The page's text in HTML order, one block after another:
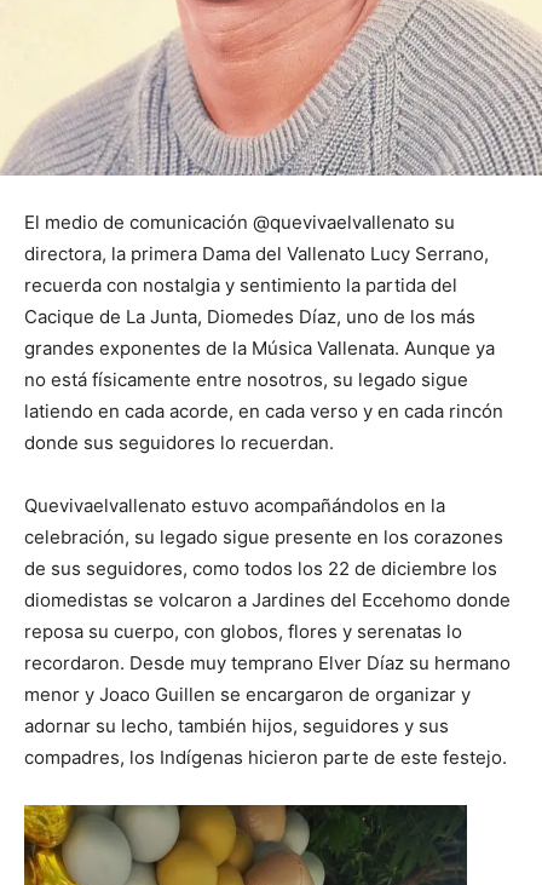
El medio de comunicación @quevivaelvallenato su
directora, la primera Dama del Vallenato Lucy Serrano,
recuerda con nostalgia y sentimiento la partida del
Cacique de La Junta, Diomedes Díaz, uno de los más
grandes exponentes de la Música Vallenata. Aunque ya
no está físicamente entre nosotros, su legado sigue
latiendo en cada acorde, en cada verso y en cada rincón
donde sus seguidores lo recuerdan.
Quevivaelvallenato estuvo acompañándolos en la
celebración, su legado sigue presente en los corazones
de sus seguidores, como todos los 22 de diciembre los
diomedistas se volcaron a Jardines del Eccehomo donde
reposa su cuerpo, con globos, flores y serenatas lo
recordaron. Desde muy temprano Elver Díaz su hermano
menor y Joaco Guillen se encargaron de organizar y
adornar su lecho, también hijos, seguidores y sus
compadres, los Indígenas hicieron parte de este festejo.